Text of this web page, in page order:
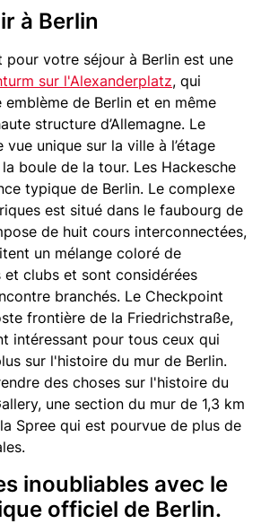
à Berlin
votre séjour à Berlin est une
sur l'Alexanderplatz, qui
de Berlin et en même
structure d’Allemagne. Le
unique sur la ville à l’étage
boule de la tour. Les Hackesche
typique de Berlin. Le complexe
est situé dans le faubourg de
de huit cours interconnectées,
un mélange coloré de
et clubs et sont considérées
branchés. Le Checkpoint
frontière de la Friedrichstraße,
intéressant pour tous ceux qui
sur l'histoire du mur de Berlin.
des choses sur l'histoire du
une section du mur de 1,3 km
Spree qui est pourvue de plus de
inoubliables avec le
officiel de Berlin.